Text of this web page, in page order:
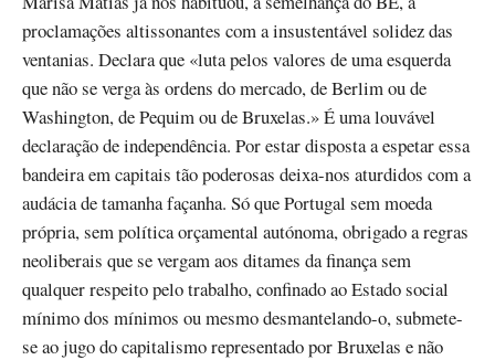
proclamações altissonantes com a insustentável solidez das
ventanias. Declara que «luta pelos valores de uma esquerda
que não se verga às ordens do mercado, de Berlim ou de
Washington, de Pequim ou de Bruxelas.» É uma louvável
declaração de independência. Por estar disposta a espetar essa
bandeira em capitais tão poderosas deixa-nos aturdidos com a
audácia de tamanha façanha. Só que Portugal sem moeda
própria, sem política orçamental autónoma, obrigado a regras
neoliberais que se vergam aos ditames da finança sem
qualquer respeito pelo trabalho, confinado ao Estado social
mínimo dos mínimos ou mesmo desmantelando-o, submete-
se ao jugo do capitalismo representado por Bruxelas e não